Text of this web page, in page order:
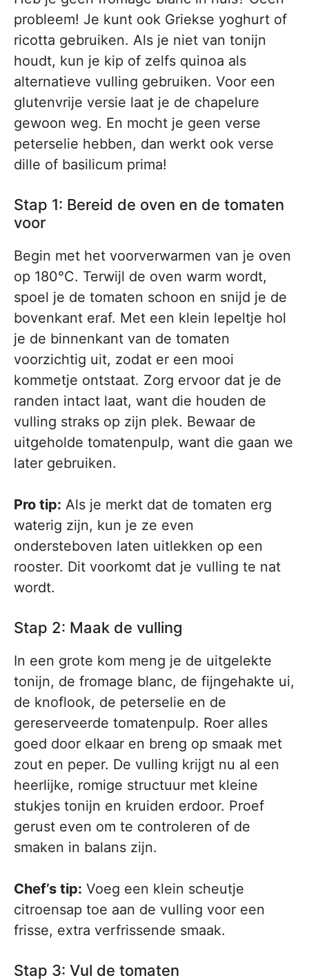
probleem! Je kunt ook Griekse yoghurt of
ricotta gebruiken. Als je niet van tonijn
houdt, kun je kip of zelfs quinoa als
alternatieve vulling gebruiken. Voor een
glutenvrije versie laat je de chapelure
gewoon weg. En mocht je geen verse
peterselie hebben, dan werkt ook verse
dille of basilicum prima!
Stap 1: Bereid de oven en de tomaten
voor
Begin met het voorverwarmen van je oven
op 180°C. Terwijl de oven warm wordt,
spoel je de tomaten schoon en snijd je de
bovenkant eraf. Met een klein lepeltje hol
je de binnenkant van de tomaten
voorzichtig uit, zodat er een mooi
kommetje ontstaat. Zorg ervoor dat je de
randen intact laat, want die houden de
vulling straks op zijn plek. Bewaar de
uitgeholde tomatenpulp, want die gaan we
later gebruiken.
Pro tip: Als je merkt dat de tomaten erg
waterig zijn, kun je ze even
ondersteboven laten uitlekken op een
rooster. Dit voorkomt dat je vulling te nat
wordt.
Stap 2: Maak de vulling
In een grote kom meng je de uitgelekte
tonijn, de fromage blanc, de fijngehakte ui,
de knoflook, de peterselie en de
gereserveerde tomatenpulp. Roer alles
goed door elkaar en breng op smaak met
zout en peper. De vulling krijgt nu al een
heerlijke, romige structuur met kleine
stukjes tonijn en kruiden erdoor. Proef
gerust even om te controleren of de
smaken in balans zijn.
Chef’s tip: Voeg een klein scheutje
citroensap toe aan de vulling voor een
frisse, extra verfrissende smaak.
Stap 3: Vul de tomaten